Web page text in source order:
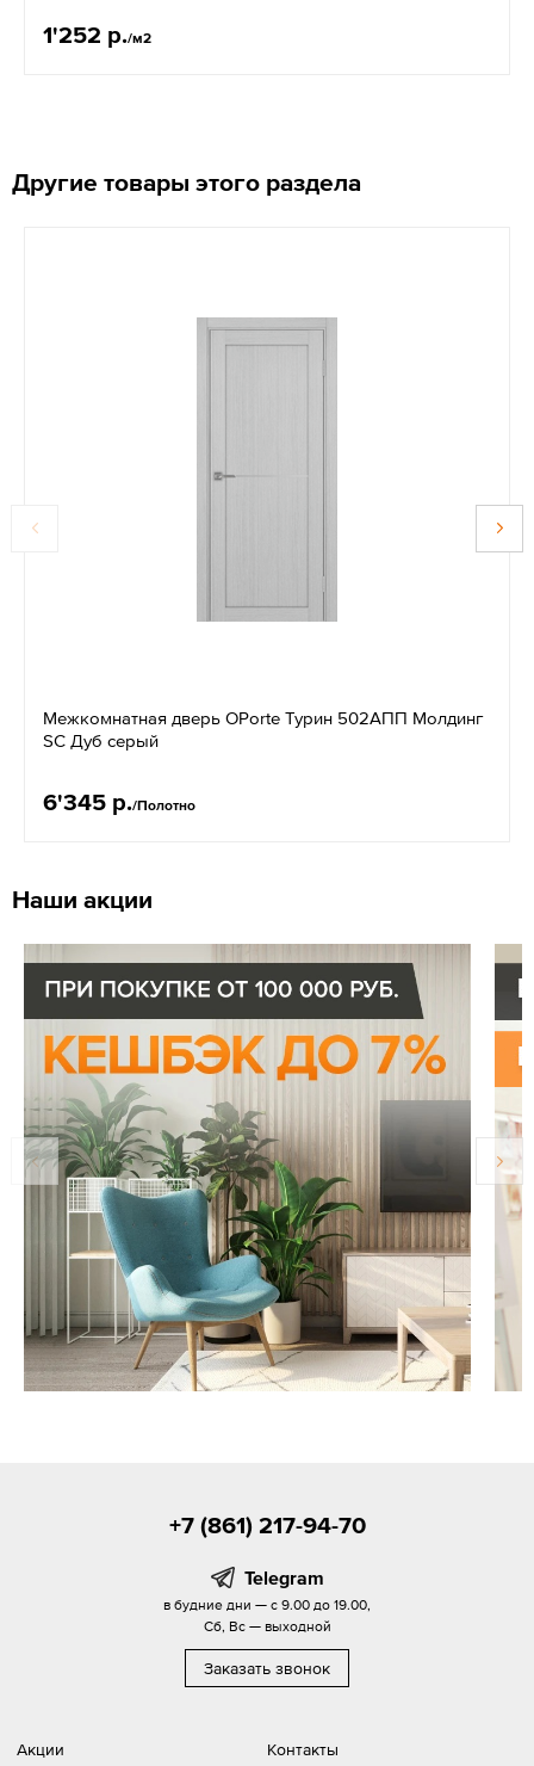
1'252 р./м2
Другие товары этого раздела
Межкомнатная дверь OPorte Турин 502АПП Молдинг
SC Дуб серый
6'345 р./Полотно
Наши акции
Акции Контакты
+7 (861) 217-94-70
Telegram
в будние дни — с 9.00 до 19.00,
Сб, Вс — выходной
Заказать звонок